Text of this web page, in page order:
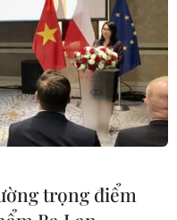
trọng điểm